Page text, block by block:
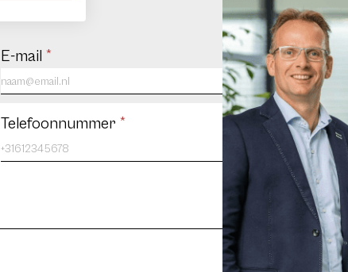
E-mail *
Telefoonnummer *